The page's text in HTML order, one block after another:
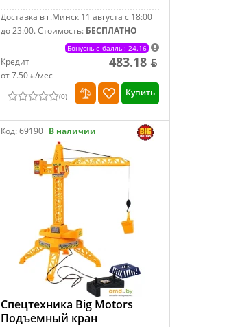
Доставка в г.Минск 11 августа с 18:00
до 23:00.Стоимость: БЕСПЛАТНО
Бонусные баллы: 24.16
Кредит
от 7.50 ƃ/мec
483.18 ƃ
(0) Купить
Код:69190 В наличии
Спецтехника Big Motors
Подъемный кран